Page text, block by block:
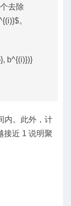
去除
。
b^{(i)})}
内。此外，计
接近 1 说明聚